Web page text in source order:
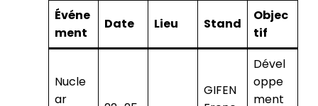
Événe
ment
Date Lieu Stand
Objec
tif
Nucle
ar
GIFEN
Dével
oppe
ment